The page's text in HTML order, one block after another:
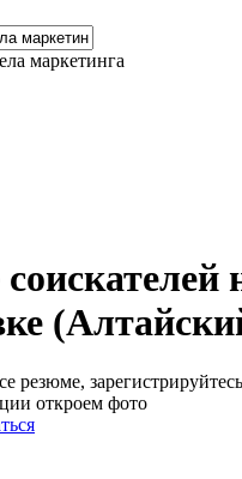
маркетинга
резюме, зарегистрируйтесь
откроем фото